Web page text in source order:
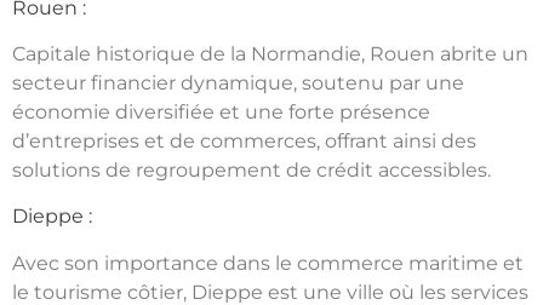
Rouen :
Capitale historique de la Normandie, Rouen abrite un
secteur financier dynamique, soutenu par une
économie diversifiée et une forte présence
d’entreprises et de commerces, offrant ainsi des
solutions de regroupement de crédit accessibles.
Dieppe :
Avec son importance dans le commerce maritime et
le tourisme côtier, Dieppe est une ville où les services